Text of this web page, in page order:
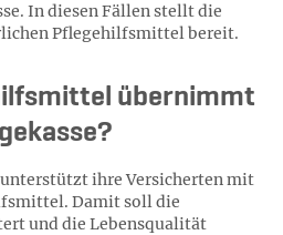
In diesen Fällen stellt die
Pflegehilfsmittel bereit.
übernimmt
ihre Versicherten mit
Damit soll die
und die Lebensqualität